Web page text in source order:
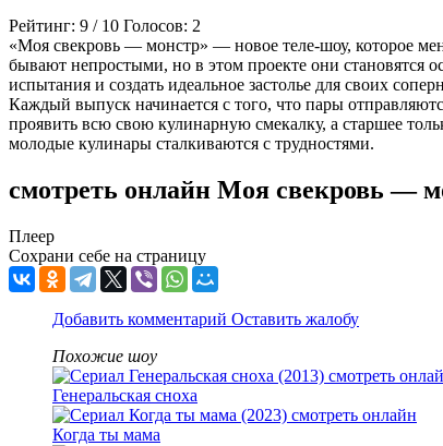
Рейтинг: 9 / 10 Голосов: 2
«Моя свекровь — монстр» — новое теле-шоу, которое
бывают непростыми, но в этом проекте они становятся
испытания и создать идеальное застолье для своих
Каждый выпуск начинается с того, что пары
проявить всю свою кулинарную смекалку, а старшее
молодые кулинары сталкиваются с трудностями.
смотреть онлайн Моя свекровь —
Плеер
Сохрани себе на страницу
Добавить комментарий Оставить жалобу
Похожие шоу
Генеральская сноха
Когда ты мама